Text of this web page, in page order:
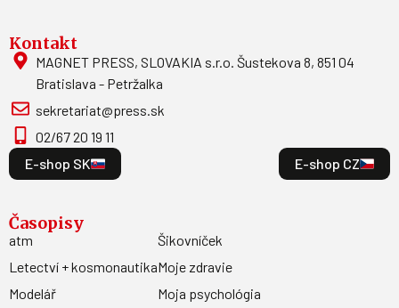
Kontakt
MAGNET PRESS, SLOVAKIA s.r.o. Šustekova 8, 851 04
Bratislava - Petržalka
sekretariat@press.sk
02/67 20 19 11
E-shop SK
E-shop CZ
Časopisy
atm
Letectví + kosmonautika
Modelář
Šikovníček
Moje zdravie
Moja psychológia